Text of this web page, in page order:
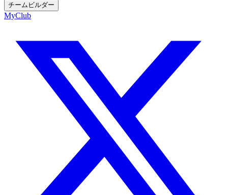
チームビルダー
MyClub